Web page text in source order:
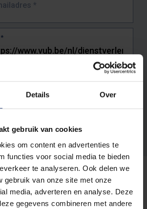
Details Over
gebruik van cookies
om content en advertenties te
functies voor social media te bieden
te analyseren. Ook delen we
gebruik van onze site met onze
media, adverteren en analyse. Deze
gegevens combineren met andere
*
*
URL van de pagina waar je de fout zag.